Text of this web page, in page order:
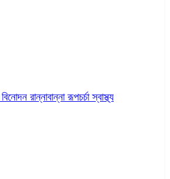
বিনোদন রান্নাবান্নারূপচর্চাস্বাস্থ্য